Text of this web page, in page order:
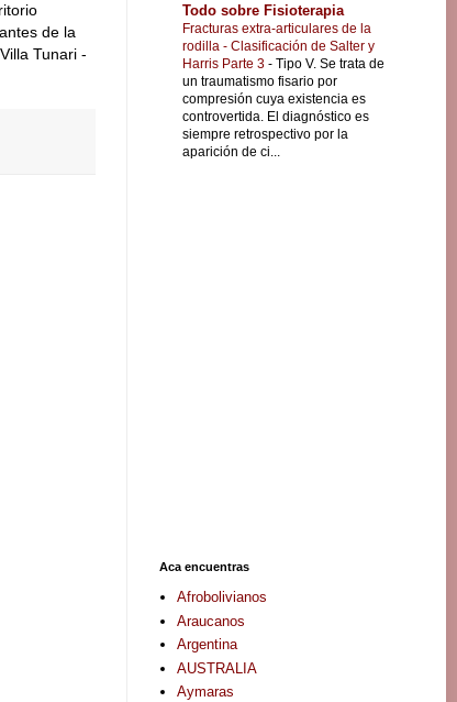
de la
Tunari -
Todo sobre Fisioterapia
Fracturas extra-articulares de la
rodilla - Clasificación de Salter y
Harris Parte 3 - Tipo V. Se trata de
un traumatismo fisario por
compresión cuya existencia es
controvertida. El diagnóstico es
siempre retrospectivo por la
aparición de ci...
Aca encuentras
Afrobolivianos
Araucanos
Argentina
AUSTRALIA
Aymaras